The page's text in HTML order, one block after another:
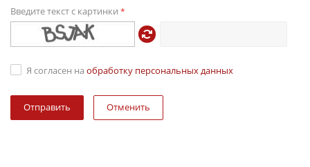
Введите текст с картинки *
Я согласен на обработку персональных данных
Отменить